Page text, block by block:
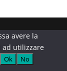
avere la
ad utilizzare
Ok
No